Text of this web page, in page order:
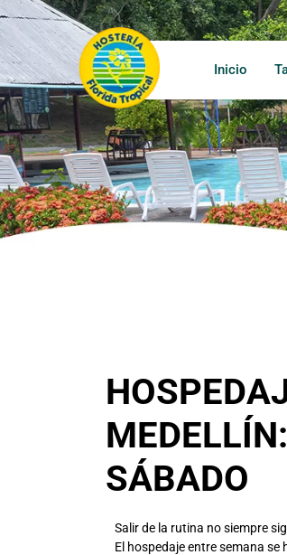
Inicio
SÁBADO
Salir de la rutina no siempre
El hospedaje entre semana